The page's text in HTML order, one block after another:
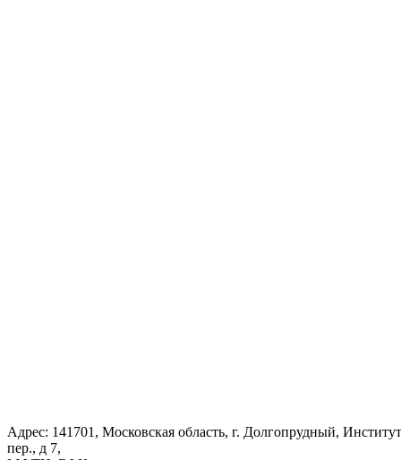
Адрес: 141701, Московская область, г. Долгопрудный,
пер., д 7,